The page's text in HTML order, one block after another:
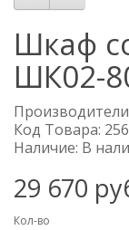
Шкаф
ШК02-
Производители
Код Товара:
Наличие: В
29 670
Кол-во